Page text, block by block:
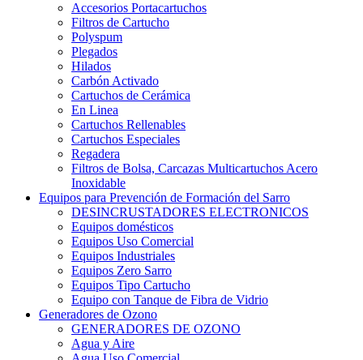
Accesorios Portacartuchos
Filtros de Cartucho
Polyspum
Plegados
Hilados
Carbón Activado
Cartuchos de Cerámica
En Linea
Cartuchos Rellenables
Cartuchos Especiales
Regadera
Filtros de Bolsa, Carcazas Multicartuchos Acero
Inoxidable
Equipos para Prevención de Formación del Sarro
DESINCRUSTADORES ELECTRONICOS
Equipos domésticos
Equipos Uso Comercial
Equipos Industriales
Equipos Zero Sarro
Equipos Tipo Cartucho
Equipo con Tanque de Fibra de Vidrio
Generadores de Ozono
GENERADORES DE OZONO
Agua y Aire